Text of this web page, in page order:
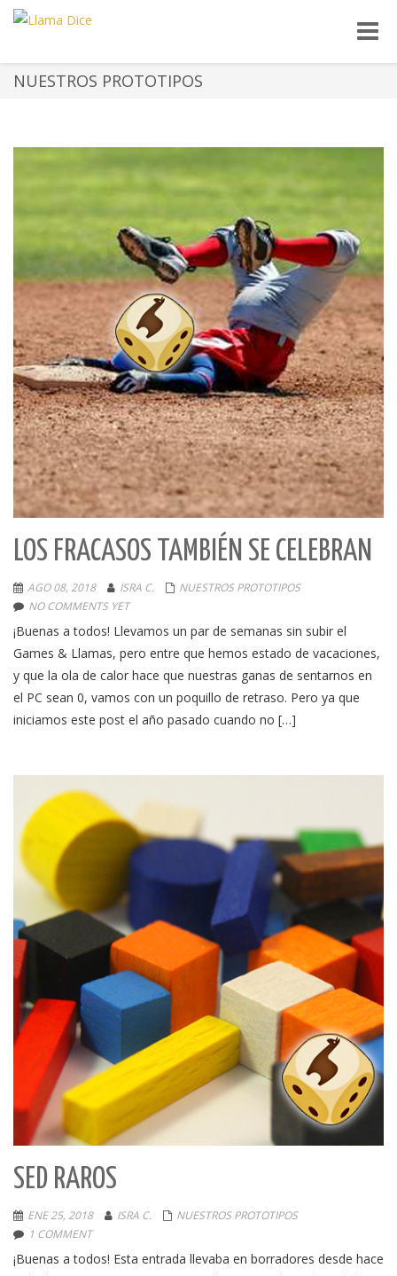
Toggle
NUESTROS PROTOTIPOS
LOS FRACASOS TAMBIÉN SE CELEBRAN
AGO 08, 2018 ISRA C.
NUESTROS PROTOTIPOS
NO COMMENTS YET
¡Buenas a todos! Llevamos un par de semanas sin subir el
Games & Llamas, pero entre que hemos estado de vacaciones,
y que la ola de calor hace que nuestras ganas de sentarnos en
el PC sean 0, vamos con un poquillo de retraso. Pero ya que
iniciamos este post el año pasado cuando no […]
SED RAROS
ENE 25, 2018 ISRA C.
NUESTROS PROTOTIPOS
1 COMMENT
¡Buenas a todos! Esta entrada llevaba en borradores desde hace